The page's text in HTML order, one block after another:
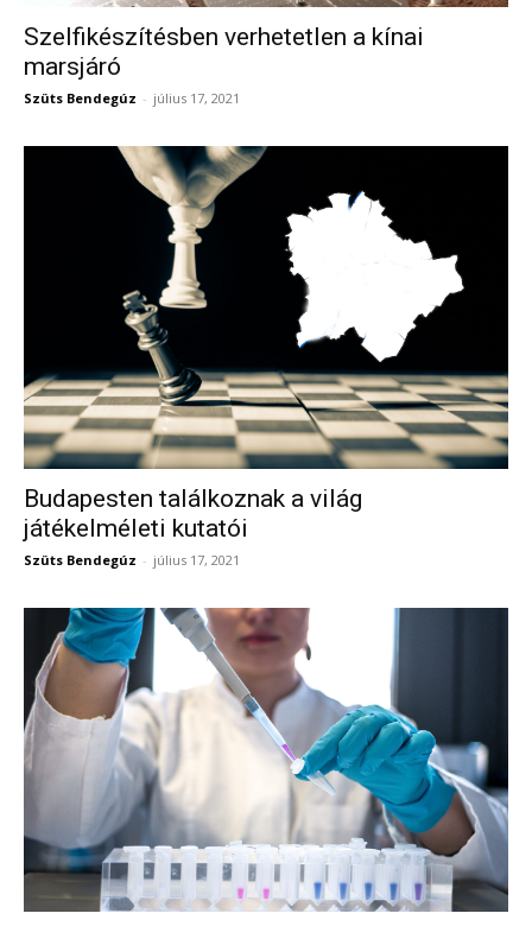
Szelfikészítésben verhetetlen a kínai
marsjáró
Szüts Bendegúz - július 17, 2021
Budapesten találkoznak a világ
játékelméleti kutatói
Szüts Bendegúz - július 17, 2021